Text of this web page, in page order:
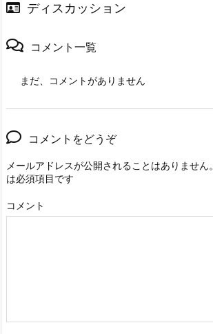
ディスカッション
コメント一覧
まだ、コメントがありません
コメントをどうぞ
メールアドレスが公開されることはありません。
は必須項目です
コメント